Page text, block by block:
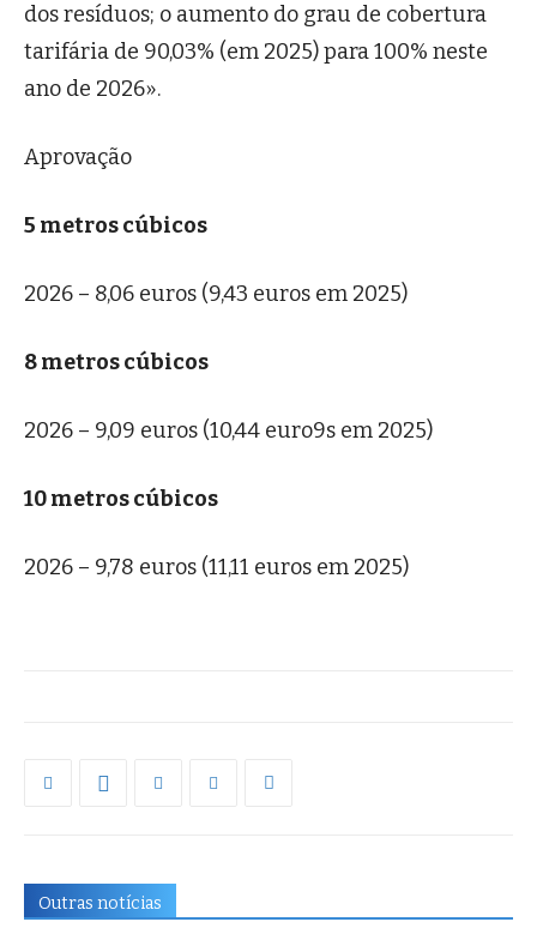
dos resíduos; o aumento do grau de cobertura
tarifária de 90,03% (em 2025) para 100% neste
ano de 2026».
Aprovação
5 metros cúbicos
2026 – 8,06 euros (9,43 euros em 2025)
8 metros cúbicos
2026 – 9,09 euros (10,44 euro9s em 2025)
10 metros cúbicos
2026 – 9,78 euros (11,11 euros em 2025)
Outras notícias